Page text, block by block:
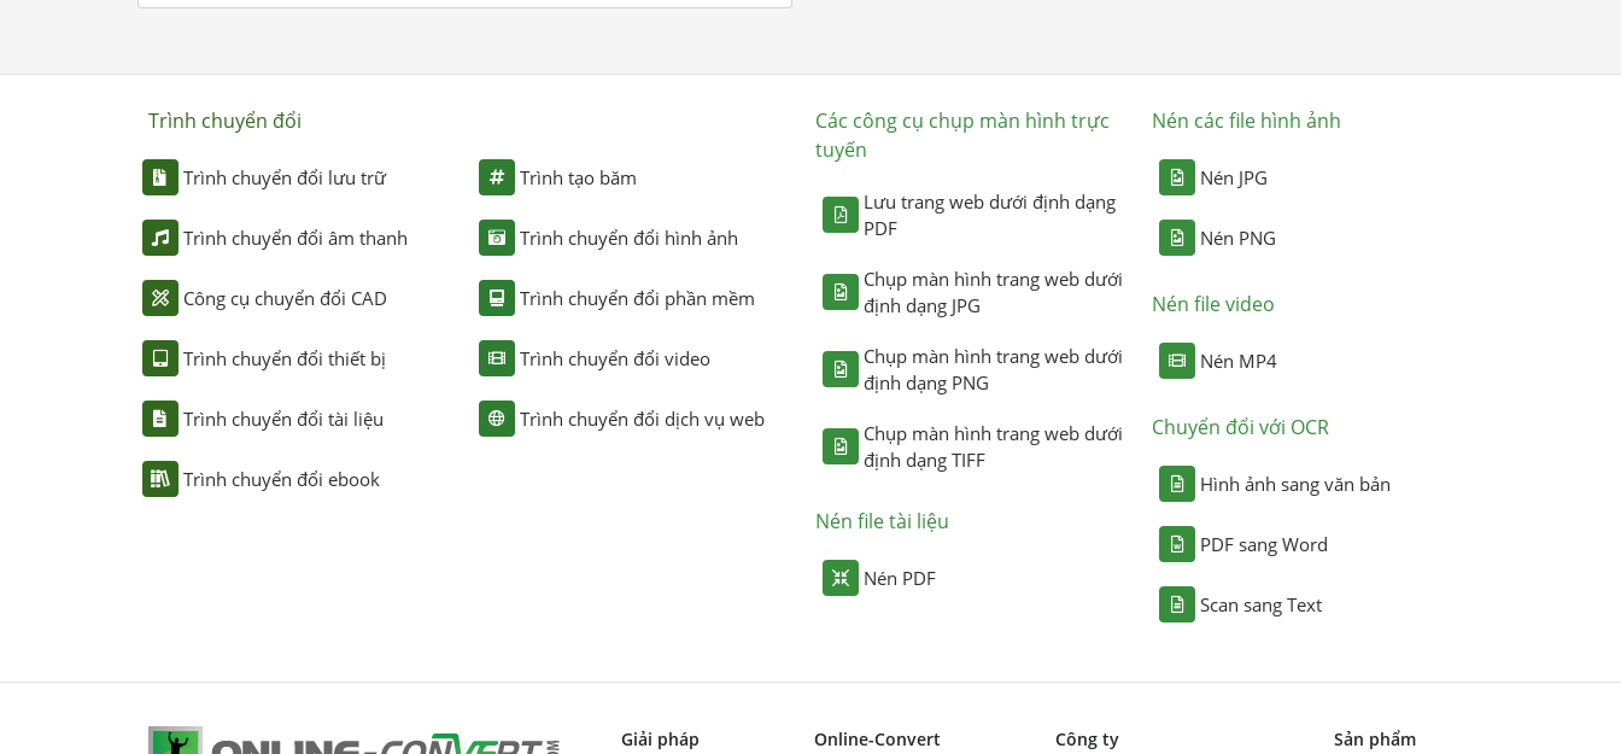
Trình chuyển đổi
Trình chuyển đổi lưu trữ
Trình chuyển đổi âm thanh
Công cụ chuyển đổi CAD
Trình chuyển đổi thiết bị
Trình chuyển đổi tài liệu
Trình chuyển đổi ebook
Trình tạo băm
Trình chuyển đổi hình ảnh
Trình chuyển đổi phần mềm
Trình chuyển đổi video
Trình chuyển đổi dịch vụ web
Các công cụ chụp màn hình trực
tuyến
Lưu trang web dưới định dạng
PDF
Chụp màn hình trang web dưới
định dạng JPG
Chụp màn hình trang web dưới
định dạng PNG
Chụp màn hình trang web dưới
định dạng TIFF
Nén file tài liệu
Nén PDF
Nén các file hình ảnh
Nén JPG
Nén PNG
Nén file video
Nén MP4
Chuyển đổi với OCR
Hình ảnh sang văn bản
PDF sang Word
Scan sang Text
Giải pháp Online-Convert Công ty Sản phẩm